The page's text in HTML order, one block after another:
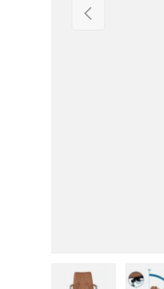
Vorherige